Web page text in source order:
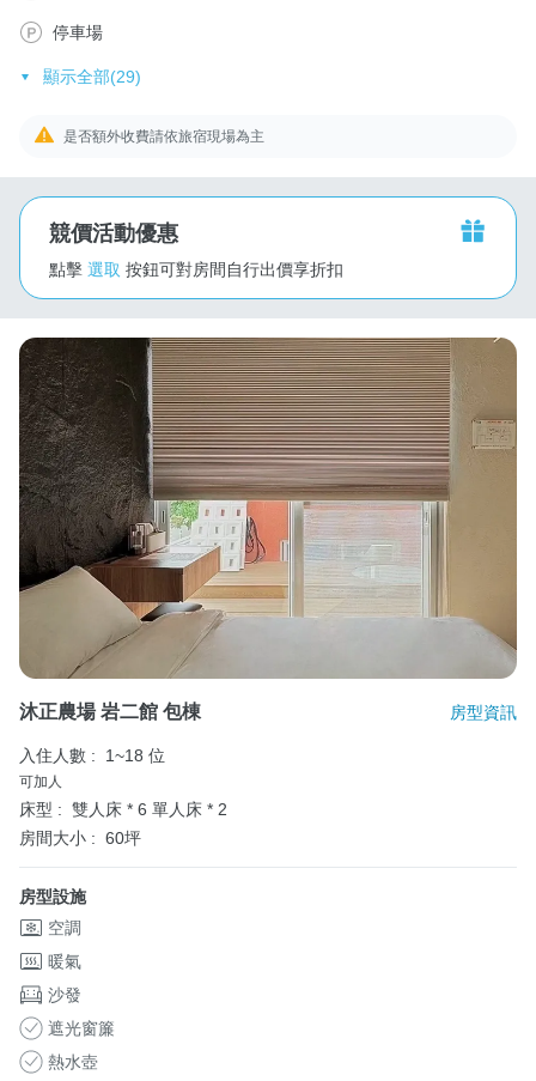
停車場
顯示全部(29)
是否額外收費請依旅宿現場為主
競價活動優惠
點擊 選取 按鈕可對房間自行出價享折扣
沐正農場 岩二館 包棟 房型資訊
入住人數 : 1~18 位
可加人
床型 : 雙人床 * 6 單人床 * 2
房間大小 : 60坪
房型設施
空調
暖氣
沙發
遮光窗簾
熱水壺